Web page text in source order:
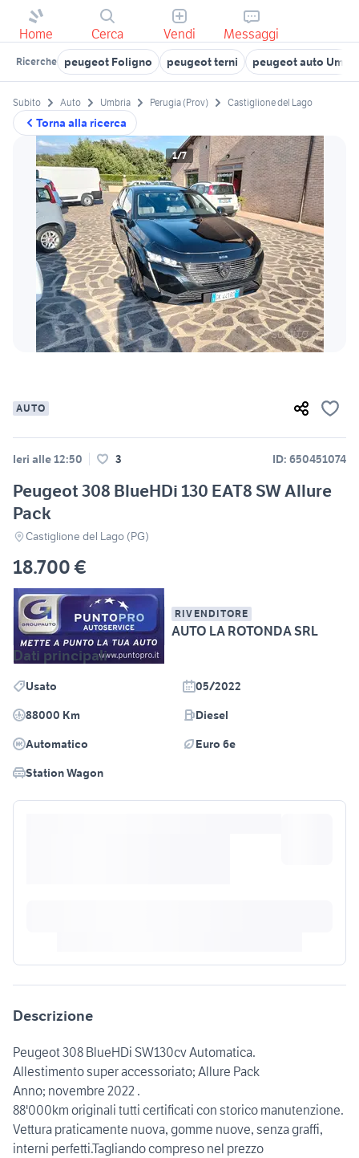
Home Cerca Vendi Messaggi
Ricerche peugeot Foligno peugeot terni peugeot auto
Torna alla ricerca
Subito Auto Umbria Perugia (Prov) Castiglione del Lago
1/7
AUTO
Ieri alle 12:50 3 ID: 650451074
Peugeot 308 BlueHDi 130 EAT8 SW Allure
Pack
Castiglione del Lago (PG)
18.700 €
RIVENDITORE
AUTO LA ROTONDA SRL
Dati principali
Usato
05/2022
88000 Km
Diesel
Automatico
Euro 6e
Station Wagon
Descrizione
Peugeot 308 BlueHDi SW130cv Automatica.
Allestimento super accessoriato; Allure Pack
Anno; novembre 2022 .
88'000km originali tutti certificati con storico manutenzione.
Vettura praticamente nuova, gomme nuove, senza graffi,
interni perfetti.Tagliando compreso nel prezzo